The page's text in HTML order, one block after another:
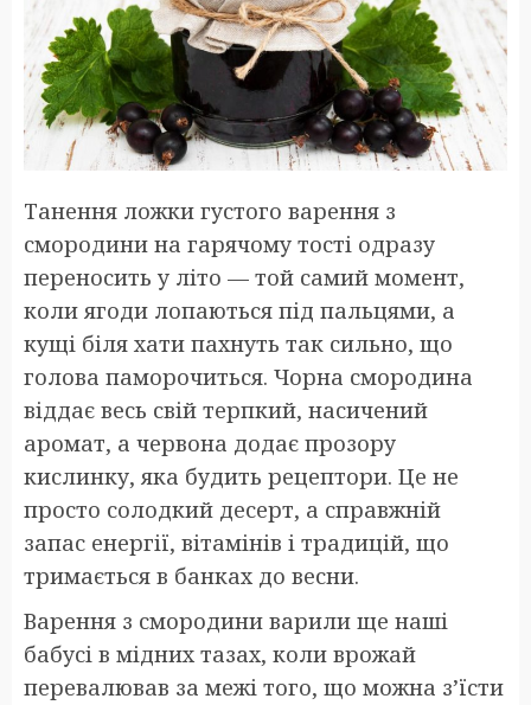
Танення ложки густого варення з
смородини на гарячому тості одразу
переносить у літо — той самий момент,
коли ягоди лопаються під пальцями, а
кущі біля хати пахнуть так сильно, що
голова паморочиться. Чорна смородина
віддає весь свій терпкий, насичений
аромат, а червона додає прозору
кислинку, яка будить рецептори. Це не
просто солодкий десерт, а справжній
запас енергії, вітамінів і традицій, що
тримається в банках до весни.
Варення з смородини варили ще наші
бабусі в мідних тазах, коли врожай
перевалював за межі того, що можна з’їсти